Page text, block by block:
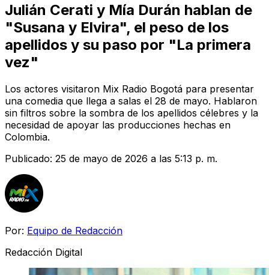
Julián Cerati y Mía Durán hablan de
"Susana y Elvira", el peso de los
apellidos y su paso por "La primera
vez"
Los actores visitaron Mix Radio Bogotá para presentar
una comedia que llega a salas el 28 de mayo. Hablaron
sin filtros sobre la sombra de los apellidos célebres y la
necesidad de apoyar las producciones hechas en
Colombia.
Publicado: 25 de mayo de 2026 a las 5:13 p. m.
Por: Equipo de Redacción
Redacción Digital